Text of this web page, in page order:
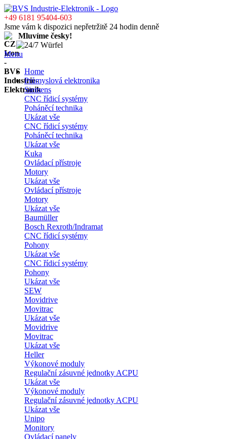
+49 6181 95404-603
Jsme vám k dispozici nepřetržitě 24 hodin denně
Mluvíme česky!
Menu
Home
Průmyslová elektronika
Siemens
CNC řídicí systémy
Poháněcí technika
Ukázat vše
CNC řídicí systémy
Poháněcí technika
Ukázat vše
Kuka
Ovládací přístroje
Motory
Ukázat vše
Ovládací přístroje
Motory
Ukázat vše
Baumüller
Bosch Rexroth/Indramat
CNC řídicí systémy
Pohony
Ukázat vše
CNC řídicí systémy
Pohony
Ukázat vše
SEW
Movidrive
Movitrac
Ukázat vše
Movidrive
Movitrac
Ukázat vše
Heller
Výkonové moduly
Regulační zásuvné jednotky ACPU
Ukázat vše
Výkonové moduly
Regulační zásuvné jednotky ACPU
Ukázat vše
Unipo
Monitory
Ovládací panely